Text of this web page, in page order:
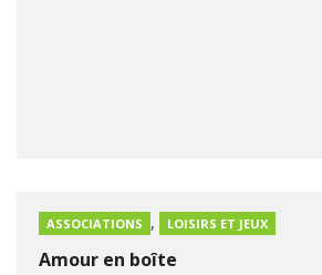
ASSOCIATIONS , LOISIRS ET JEUX
Amour en boîte